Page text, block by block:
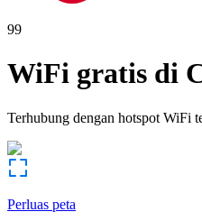
99
WiFi gratis di
Terhubung dengan hotspot WiFi
Perluas peta